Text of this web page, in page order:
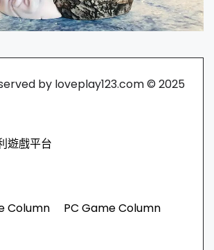
by loveplay123.com © 2025
遊戲平台
Column PC Game Column